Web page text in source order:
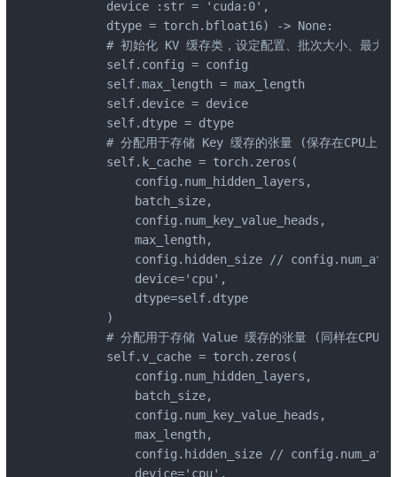
        device :str = 'cuda:0',
        dtype = torch.bfloat16) -> None:
# 初始化 KV 缓存类，设定配置、批次大小、最大
        self.config = config
        self.max_length = max_length
        self.device = device
        self.dtype = dtype
# 分配用于存储 Key 缓存的张量 (保存在CPU上
        self.k_cache = torch.zeros(
            config.num_hidden_layers,
            batch_size,
            config.num_key_value_heads,
            max_length,
config.hidden_size //
            device='cpu',
            dtype=self.dtype
        )
# 分配用于存储 Value 缓存的张量 (同样在CPU
        self.v_cache = torch.zeros(
            config.num_hidden_layers,
            batch_size,
            config.num_key_value_heads,
            max_length,
config.hidden_size //
            device='cpu',